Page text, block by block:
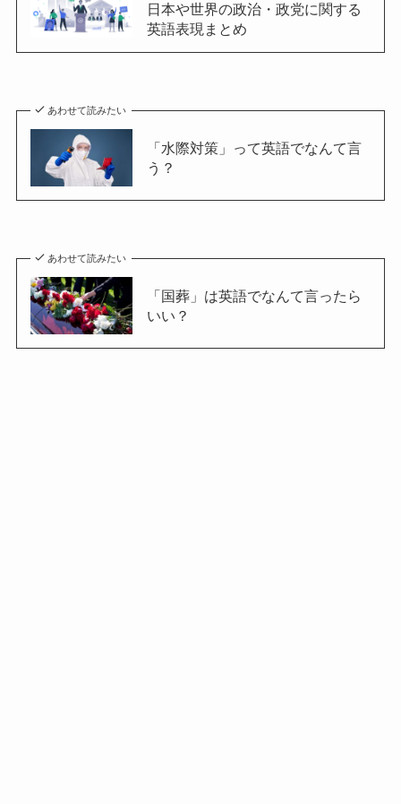
日本や世界の政治・政党に関する
英語表現まとめ
あわせて読みたい
「水際対策」って英語でなんて言
う？
あわせて読みたい
「国葬」は英語でなんて言ったら
いい？